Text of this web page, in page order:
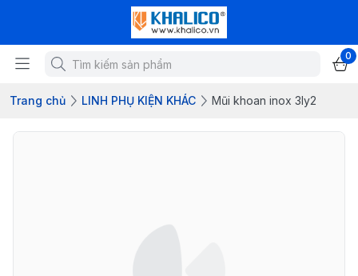
0
Trang chủ LINH PHỤ KIỆN KHÁC Mũi khoan inox 3ly2